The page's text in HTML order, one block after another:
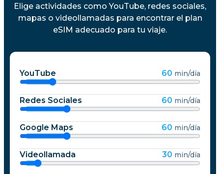
Elige actividades como YouTube, redes sociales,
mapas o videollamadas para encontrar el plan
eSIM adecuado para tu viaje.
YouTube 60 min/día
Redes Sociales 60 min/día
Google Maps 60 min/día
Videollamada 30 min/día